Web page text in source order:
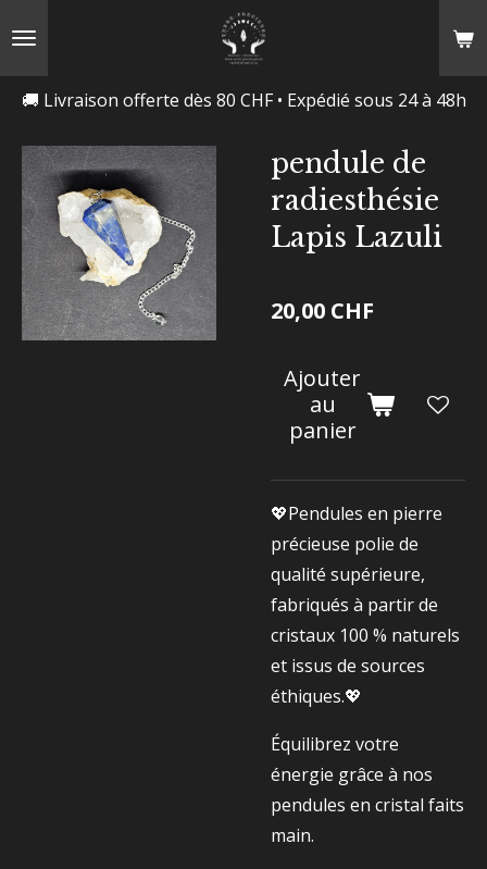
🚚 Livraison offerte dès 80 CHF • Expédié sous 24 à 48h
pendule de
radiesthésie
Lapis Lazuli
20,00 CHF
Ajouter
au
panier
💖Pendules en pierre
précieuse polie de
qualité supérieure,
fabriqués à partir de
cristaux 100 % naturels
et issus de sources
éthiques.💖
Équilibrez votre
énergie grâce à nos
pendules en cristal faits
main.